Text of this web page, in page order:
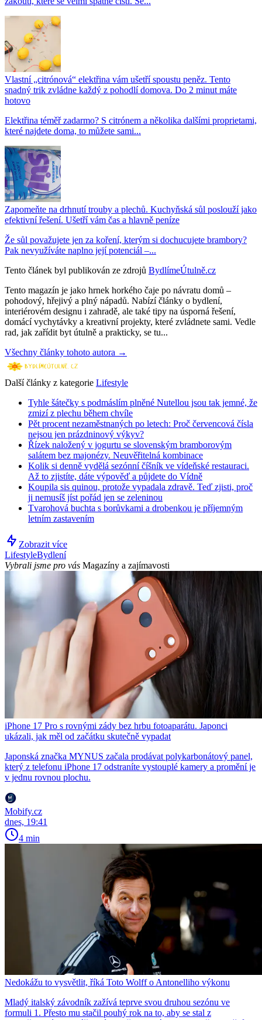
Vlastní „citrónová“ elektřina vám ušetří spoustu peněz. Tento
snadný trik zvládne každý z pohodlí domova. Do 2 minut máte
hotovo
Elektřina téměř zadarmo? S citrónem a několika dalšími proprietami,
které najdete doma, to můžete sami...
Zapomeňte na drhnutí trouby a plechů. Kuchyňská sůl poslouží jako
efektivní řešení. Ušetří vám čas a hlavně peníze
Že sůl považujete jen za koření, kterým si dochucujete brambory?
Pak nevyužíváte naplno její potenciál –...
Tento článek byl publikován ze zdrojů BydlímeÚtulně.cz
Tento magazín je jako hrnek horkého čaje po návratu domů –
pohodový, hřejivý a plný nápadů. Nabízí články o bydlení,
interiérovém designu i zahradě, ale také tipy na úsporná řešení,
domácí vychytávky a kreativní projekty, které zvládnete sami. Vedle
rad, jak zařídit byt útulně a prakticky, se tu...
Všechny články tohoto autora →
Další články z kategorie Lifestyle
Tyhle šátečky s podmáslím plněné Nutellou jsou tak jemné, že
zmizí z plechu během chvíle
Pět procent nezaměstnaných po letech: Proč červencová čísla
nejsou jen prázdninový výkyv?
Řízek naložený v jogurtu se slovenským bramborovým
salátem bez majonézy. Neuvěřitelná kombinace
Kolik si denně vydělá sezónní číšník ve vídeňské restauraci.
Až to zjistíte, dáte výpověď a půjdete do Vídně
Koupila sis quinou, protože vypadala zdravě. Teď zjisti, proč
ji nemusíš jíst pořád jen se zeleninou
Tvarohová buchta s borůvkami a drobenkou je příjemným
letním zastavením
Zobrazit více
LifestyleBydlení
Vybrali jsme pro vás Magazíny a zajímavosti
iPhone 17 Pro s rovnými zády bez hrbu fotoaparátu. Japonci
ukázali, jak měl od začátku skutečně vypadat
Japonská značka MYNUS začala prodávat polykarbonátový panel,
který z telefonu iPhone 17 odstraníte vystouplé kamery a promění je
v jednu rovnou plochu.
Mobify.cz
dnes, 19:41
4 min
Nedokážu to vysvětlit, říká Toto Wolff o Antonelliho výkonu
Mladý italský závodník zažívá teprve svou druhou sezónu ve
formuli 1. Přesto mu stačil pouhý rok na to, aby se stal z